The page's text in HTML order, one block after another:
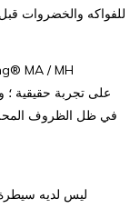
للفواكه والخضروات